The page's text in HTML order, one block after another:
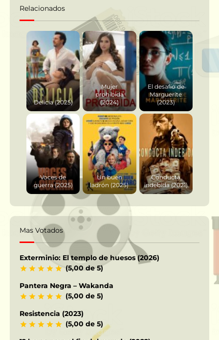
Relacionados
Delicia (2025)
Mujer
prohibida
(2024)
El desafío de
Marguerite
(2023)
Voces de
guerra (2025)
Un buen
ladrón (2025)
Conducta
indebida (2021)
Mas Votados
Exterminio: El templo de huesos (2026)
(5,00 de 5)
Pantera Negra – Wakanda
(5,00 de 5)
Resistencia (2023)
(5,00 de 5)